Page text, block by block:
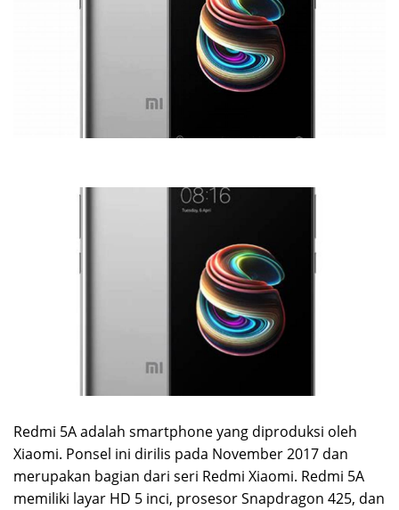
Redmi 5A adalah smartphone yang diproduksi oleh
Xiaomi. Ponsel ini dirilis pada November 2017 dan
merupakan bagian dari seri Redmi Xiaomi. Redmi 5A
memiliki layar HD 5 inci, prosesor Snapdragon 425, dan